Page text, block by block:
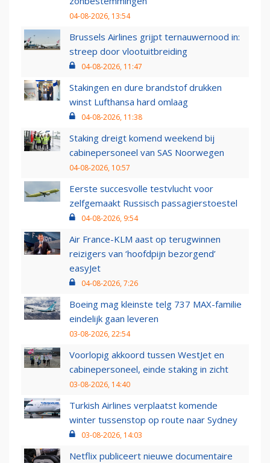
04-08-2026, 13:54
Brussels Airlines grijpt ternauwernood in:
streep door vlootuitbreiding
04-08-2026, 11:47
Stakingen en dure brandstof drukken
winst Lufthansa hard omlaag
04-08-2026, 11:38
Staking dreigt komend weekend bij
cabinepersoneel van SAS Noorwegen
04-08-2026, 10:57
Eerste succesvolle testvlucht voor
zelfgemaakt Russisch passagierstoestel
04-08-2026, 9:54
Air France-KLM aast op terugwinnen
reizigers van ‘hoofdpijn bezorgend’
easyJet
04-08-2026, 7:26
Boeing mag kleinste telg 737 MAX-familie
eindelijk gaan leveren
03-08-2026, 22:54
Voorlopig akkoord tussen WestJet en
cabinepersoneel, einde staking in zicht
03-08-2026, 14:40
Turkish Airlines verplaatst komende
winter tussenstop op route naar Sydney
03-08-2026, 14:03
Netflix publiceert nieuwe documentaire